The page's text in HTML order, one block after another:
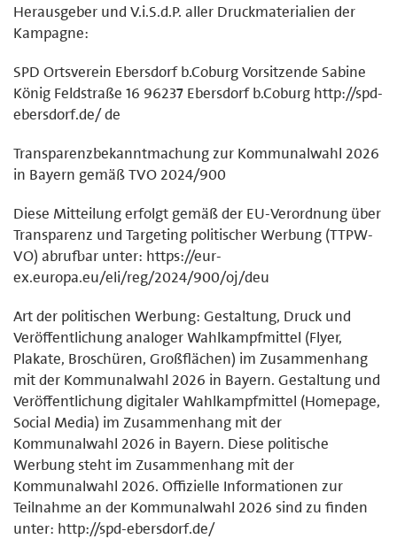
Herausgeber und V.i.S.d.P. aller Druckmaterialien der
Kampagne:
SPD Ortsverein Ebersdorf b.Coburg Vorsitzende Sabine
König Feldstraße 16 96237 Ebersdorf b.Coburg http://spd-
ebersdorf.de/ de
Transparenzbekanntmachung zur Kommunalwahl 2026
in Bayern gemäß TVO 2024/900
Diese Mitteilung erfolgt gemäß der EU-Verordnung über
Transparenz und Targeting politischer Werbung (TTPW-
VO) abrufbar unter: https://eur-
ex.europa.eu/eli/reg/2024/900/oj/deu
Art der politischen Werbung: Gestaltung, Druck und
Veröffentlichung analoger Wahlkampfmittel (Flyer,
Plakate, Broschüren, Großflächen) im Zusammenhang
mit der Kommunalwahl 2026 in Bayern. Gestaltung und
Veröffentlichung digitaler Wahlkampfmittel (Homepage,
Social Media) im Zusammenhang mit der
Kommunalwahl 2026 in Bayern. Diese politische
Werbung steht im Zusammenhang mit der
Kommunalwahl 2026. Offizielle Informationen zur
Teilnahme an der Kommunalwahl 2026 sind zu finden
unter: http://spd-ebersdorf.de/